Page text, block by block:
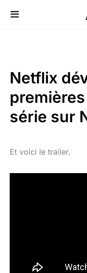
Netflix
série sur
Et voici le trailer.